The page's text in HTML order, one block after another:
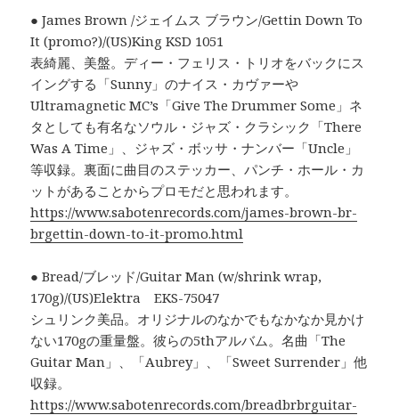
● James Brown /ジェイムス ブラウン/Gettin Down To
It (promo?)/(US)King KSD 1051
表綺麗、美盤。ディー・フェリス・トリオをバックにス
イングする「Sunny」のナイス・カヴァーや
Ultramagnetic MC’s「Give The Drummer Some」ネ
タとしても有名なソウル・ジャズ・クラシック「There
Was A Time」、ジャズ・ボッサ・ナンバー「Uncle」
等収録。裏面に曲目のステッカー、パンチ・ホール・カ
ットがあることからプロモだと思われます。
https://www.sabotenrecords.com/james-brown-br-
brgettin-down-to-it-promo.html
● Bread/ブレッド/Guitar Man (w/shrink wrap,
170g)/(US)Elektra EKS-75047
シュリンク美品。オリジナルのなかでもなかなか見かけ
ない170gの重量盤。彼らの5thアルバム。名曲「The
Guitar Man」、「Aubrey」、「Sweet Surrender」他
収録。
https://www.sabotenrecords.com/breadbrbrguitar-